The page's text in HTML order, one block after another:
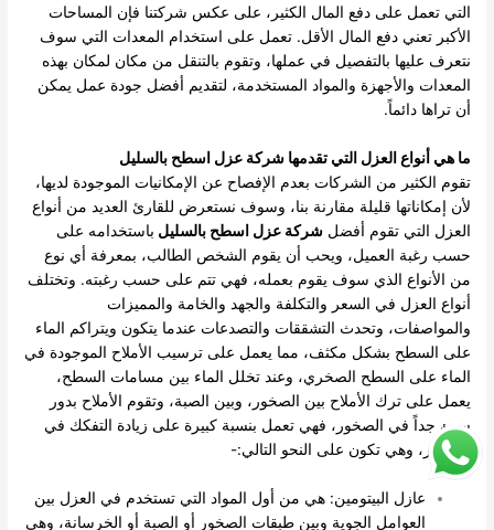
التي تعمل على دفع المال الكثير، على عكس شركتنا فإن المساحات
الأكبر تعني دفع المال الأقل.تعمل على استخدام المعدات التي سوف
نتعرف عليها بالتفصيل في عملها، وتقوم بالتنقل من مكان لمكان بهذه
المعدات والأجهزة والمواد المستخدمة، لتقديم أفضل جودة عمل يمكن
أن تراها دائماً.
ما هي أنواع العزل التي تقدمها شركة عزل اسطح بالسليل
تقوم الكثير من الشركات بعدم الإفصاح عن الإمكانيات الموجودة لديها،
لأن إمكاناتها قليلة مقارنة بنا، وسوف نستعرض للقارئ العديد من أنواع
العزل التي تقوم أفضلشركة عزل اسطح بالسليل باستخدامه على
حسب رغبة العميل، ويحب أن يقوم الشخص الطالب، بمعرفة أي نوع
من الأنواع الذي سوف يقوم بعمله، فهي تتم على حسب رغبته. وتختلف
أنواع العزل في السعر والتكلفة والجهد والخامة والمميزات
والمواصفات، وتحدث التشققات والتصدعات عندما يتكون ويتراكم الماء
على السطح بشكل مكثف، مما يعمل على ترسيب الأملاح الموجودة في
الماء على السطح الصخري، وعند تخلل الماء بين مسامات السطح،
يعمل على ترك الأملاح بين الصخور، وبين الصبة، وتقوم الأملاح بدور
سيئ جداً في الصخور، فهي تعمل بنسبة كبيرة على زيادة التفكك في
الصخور، وهي تكون على النحو التالي:-
عازل البيتومين: هي من أول المواد التي تستخدم في العزل بين
العوامل الجوية وبين طبقات الصخور أو الصبة أو الخرسانة، وهي